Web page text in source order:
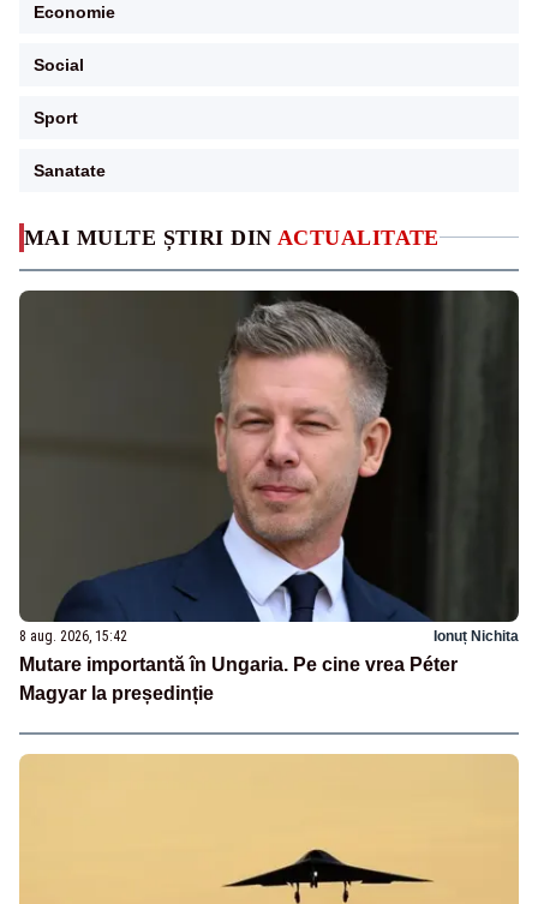
MAI MULTE ȘTIRI DIN ACTUALITATE
8 aug. 2026, 15:42 Ionuț Nichita
Mutare importantă în Ungaria. Pe cine vrea Péter
Magyar la președinție
Economie
Social
Sport
Sanatate